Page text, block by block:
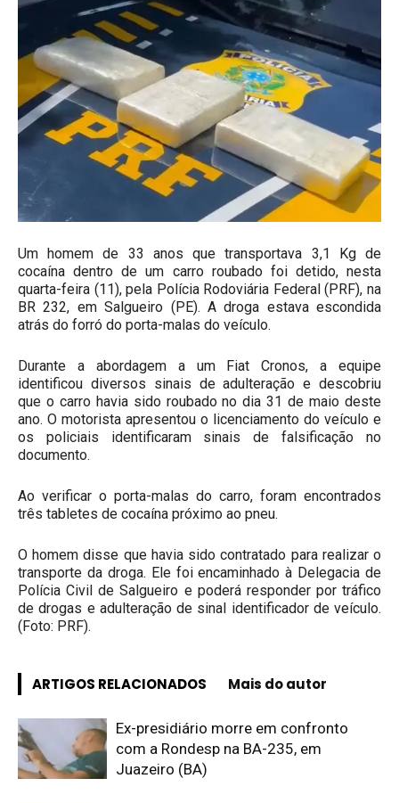
Um homem de 33 anos que transportava 3,1 Kg de
cocaína dentro de um carro roubado foi detido, nesta
quarta-feira (11), pela Polícia Rodoviária Federal (PRF), na
BR 232, em Salgueiro (PE). A droga estava escondida
atrás do forró do porta-malas do veículo.
Durante a abordagem a um Fiat Cronos, a equipe
identificou diversos sinais de adulteração e descobriu
que o carro havia sido roubado no dia 31 de maio deste
ano. O motorista apresentou o licenciamento do veículo e
os policiais identificaram sinais de falsificação no
documento.
Ao verificar o porta-malas do carro, foram encontrados
três tabletes de cocaína próximo ao pneu.
O homem disse que havia sido contratado para realizar o
transporte da droga. Ele foi encaminhado à Delegacia de
Polícia Civil de Salgueiro e poderá responder por tráfico
de drogas e adulteração de sinal identificador de veículo.
(Foto: PRF).
ARTIGOS RELACIONADOS Mais do autor
Ex-presidiário morre em confronto
com a Rondesp na BA-235, em
Juazeiro (BA)